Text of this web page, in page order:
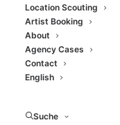
Location Scouting
Artist Booking
About
Agency Cases
Contact
English
Suche
-